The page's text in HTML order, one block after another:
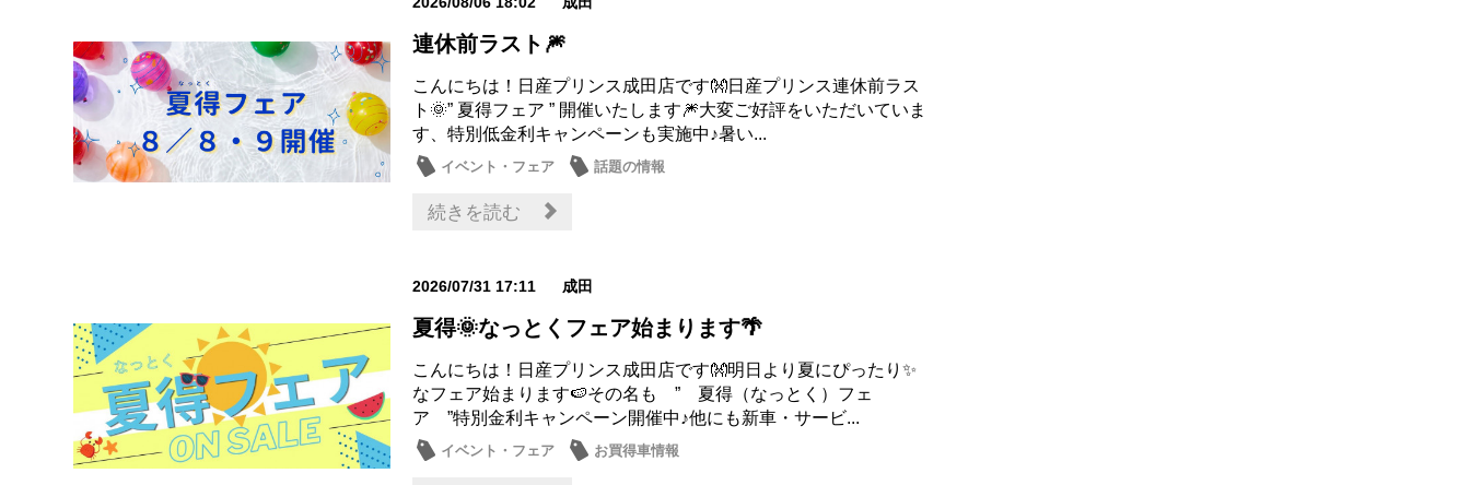
連休前ラスト🎆
こんにちは！日産プリンス成田店です👐日産プリンス連休前ラス
ト🌞” 夏得フェア ” 開催いたします🎆大変ご好評をいただいていま
す、特別低金利キャンペーンも実施中♪暑い...
イベント・フェア 話題の情報
続きを読む
2026/07/31 17:11 成田
夏得🌞なっとくフェア始まります🌴
こんにちは！日産プリンス成田店です👐明日より夏にぴったり✨
なフェア始まります🍉その名も ” 夏得（なっとく）フェ
ア ”特別金利キャンペーン開催中♪他にも新車・サービ...
イベント・フェア お買得車情報